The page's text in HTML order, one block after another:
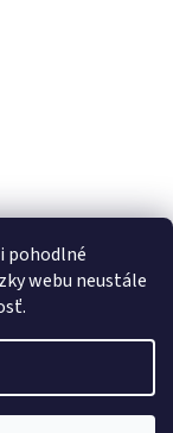
pohodlné
webu neustále
vyhradené.Upraviť